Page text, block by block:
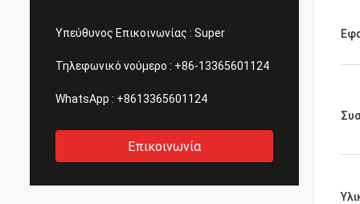
Υπεύθυνος Επικοινωνίας : Super
Τηλεφωνικό νούμερο : +86-13365601124
WhatsApp : +8613365601124
Επικοινωνία